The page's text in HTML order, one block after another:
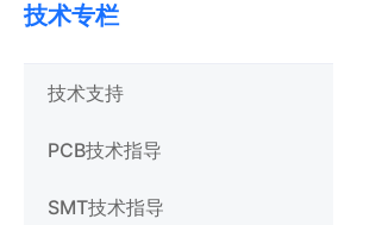
技术专栏
技术支持
PCB技术指导
SMT技术指导